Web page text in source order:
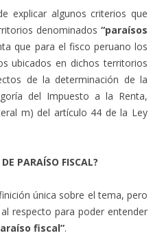
explicar algunos criterios que
denominados “paraísos
que para el fisco peruano los
ubicados en dichos territorios
de la determinación de la
del Impuesto a la Renta,
m) del artículo 44 de la Ley
PARAÍSO FISCAL?
única sobre el tema, pero
respecto para poder entender
fiscal”.